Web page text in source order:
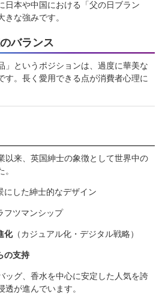
日本や中国における「父の日ブラン
きな強みです。
バランス
」というポジションは、過度に華美な
す。長く愛用できる点が消費者心理に
以来、英国紳士の象徴として世界中の
にした紳士的なデザイン
フツマンシップ
化（カジュアル化・デジタル戦略）
の支持
ッグ、香水を中心に安定した人気を誇
透が進んでいます。